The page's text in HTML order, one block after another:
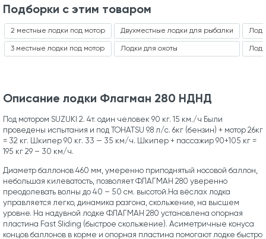
Подборки с этим товаром
2 местные лодки под мотор
3 местные лодки под мотор
Двухместные лодки для рыбалки
Лодки для охоты
Описание лодки Флагман 280 НДНД
Под мотором SUZUKI 2. 4т. один человек 90 кг. 15 км./ч Были
проведены испытания и под TOHATSU 9.8 л/с. 6кг (бензин) + мотор 26кг
= 32 кг. Шкипер 90 кг. 33 — 35 км/ч. Шкипер + пассажир 90+105 кг =
195 кг 29 – 30 км/ч.
Диаметр баллонов 460 мм, умеренно приподнятый носовой баллон,
небольшая килеватость, позволяет ФЛАГМАН 280 уверенно
преодолевать волны до 40 – 50 см. высотой.На вёслах лодка
управляется легко, динамика разгона, скольжение, на высшем
уровне. На надувной лодке ФЛАГМАН 280 установлена опорная
пластина Fast Sliding (быстрое скольжение). Асиметричные конуса
концов баллонов в корме и опорная пластина помогают лодке быстро